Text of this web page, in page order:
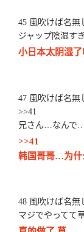
45 風吹けば名無
ジャップ陰湿す
小日本太阴湿了
47 風吹けば名無
>>41
兄さん…なんで…
>>41
韩国哥哥…为
48 風吹けば名無
マジでやってて